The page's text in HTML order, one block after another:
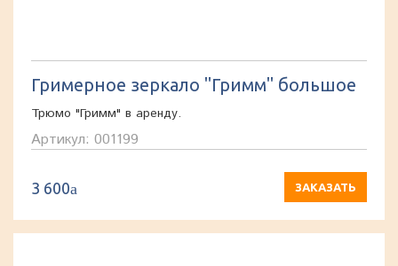
Гримерное зеркало "Гримм" большое
Трюмо "Гримм" в аренду.
Артикул: 001199
3 600a ЗАКАЗАТЬ